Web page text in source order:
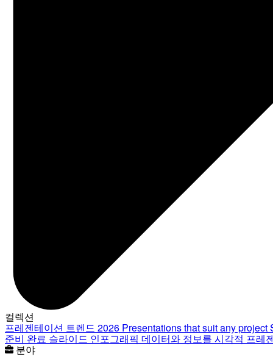
컬렉션
프레젠테이션 트렌드 2026 Presentations that suit any project
준비 완료 슬라이드 인포그래픽 데이터와 정보를 시각적 프레
분야